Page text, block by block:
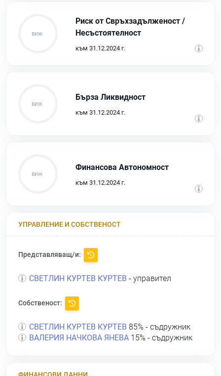
Риск от Свръхзадълженост /
Несъстоятелност
към 31.12.2024 г.
Бърза Ликвидност
към 31.12.2024 г.
Финансова Автономност
към 31.12.2024 г.
УПРАВЛЕНИЕ И СОБСТВЕНОСТ
Представляващ/и:
СВЕТЛИН КУРТЕВ КУРТЕВ - управител
Собственост:
СВЕТЛИН КУРТЕВ КУРТЕВ 85% - съдружник
ВАЛЕРИЯ НАЧКОВА ЯНЕВА 15% - съдружник
ФИНАНСОВИ ДАННИ